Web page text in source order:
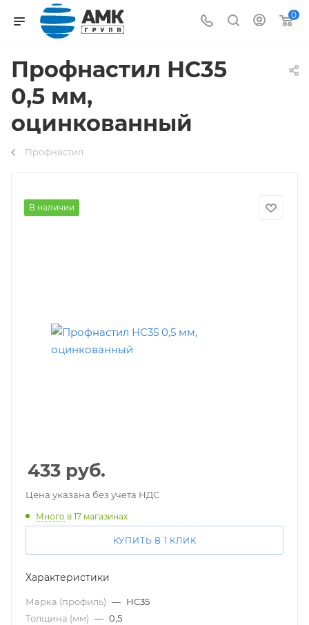
0
Профнастил НС35
0,5 мм,
оцинкованный
Профнастил
В наличии
433 руб.
Цена указана без учета НДС
Много в 17 магазинах
КУПИТЬ В 1 КЛИК
Характеристики
Марка (профиль) — НС35
Толщина (мм) — 0,5